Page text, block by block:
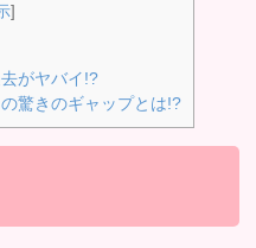
]
がヤバイ!?
驚きのギャップとは!?